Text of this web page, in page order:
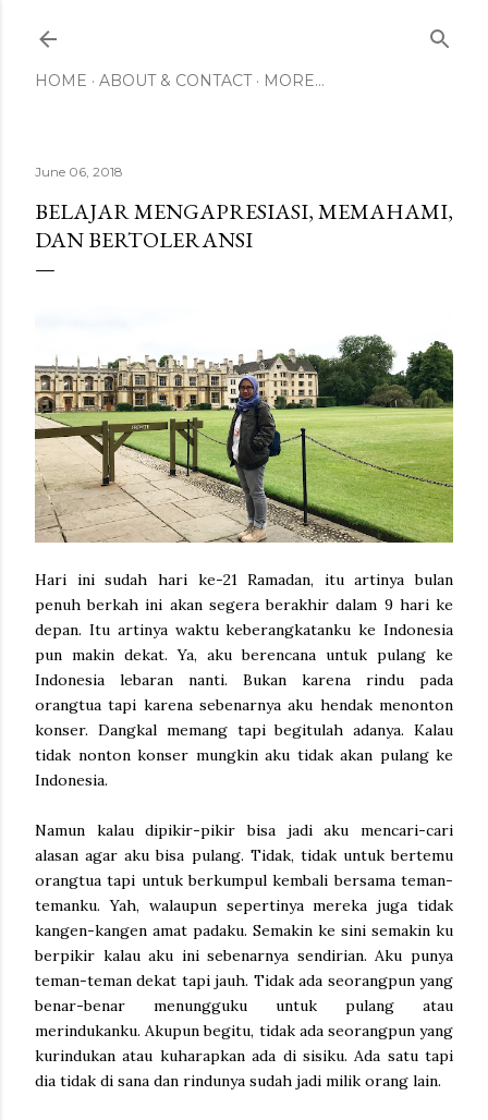
HOME ABOUT & CONTACT MORE…
June 06, 2018
BELAJAR MENGAPRESIASI, MEMAHAMI,
DAN BERTOLERANSI
Hari ini sudah hari ke-21 Ramadan, itu artinya bulan
penuh berkah ini akan segera berakhir dalam 9 hari ke
depan. Itu artinya waktu keberangkatanku ke Indonesia
pun makin dekat. Ya, aku berencana untuk pulang ke
Indonesia lebaran nanti. Bukan karena rindu pada
orangtua tapi karena sebenarnya aku hendak menonton
konser. Dangkal memang tapi begitulah adanya. Kalau
tidak nonton konser mungkin aku tidak akan pulang ke
Indonesia.
Namun kalau dipikir-pikir bisa jadi aku mencari-cari
alasan agar aku bisa pulang. Tidak, tidak untuk bertemu
orangtua tapi untuk berkumpul kembali bersama teman-
temanku. Yah, walaupun sepertinya mereka juga tidak
kangen-kangen amat padaku. Semakin ke sini semakin ku
berpikir kalau aku ini sebenarnya sendirian. Aku punya
teman-teman dekat tapi jauh. Tidak ada seorangpun yang
benar-benar menungguku untuk pulang atau
merindukanku. Akupun begitu, tidak ada seorangpun yang
kurindukan atau kuharapkan ada di sisiku. Ada satu tapi
dia tidak di sana dan rindunya sudah jadi milik orang lain.